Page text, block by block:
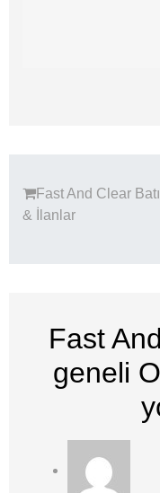
Fast And Clear
& İlanlar
Fast
geneli